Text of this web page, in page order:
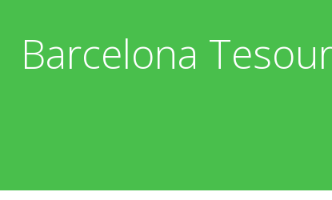
Barcelona